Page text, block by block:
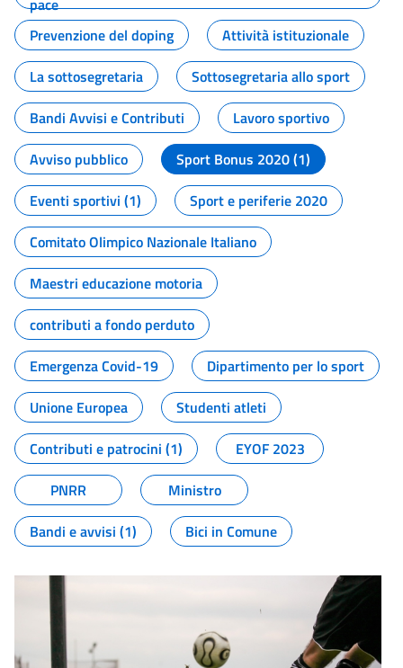
pace
Prevenzione del doping
Attività istituzionale
La sottosegretaria
Sottosegretaria allo sport
Bandi Avvisi e Contributi
Lavoro sportivo
Avviso pubblico
Sport Bonus 2020 (1)
Eventi sportivi (1)
Sport e periferie 2020
Comitato Olimpico Nazionale Italiano
Maestri educazione motoria
contributi a fondo perduto
Emergenza Covid-19
Dipartimento per lo sport
Unione Europea
Studenti atleti
Contributi e patrocini (1)
EYOF 2023
PNRR
Ministro
Bandi e avvisi (1)
Bici in Comune